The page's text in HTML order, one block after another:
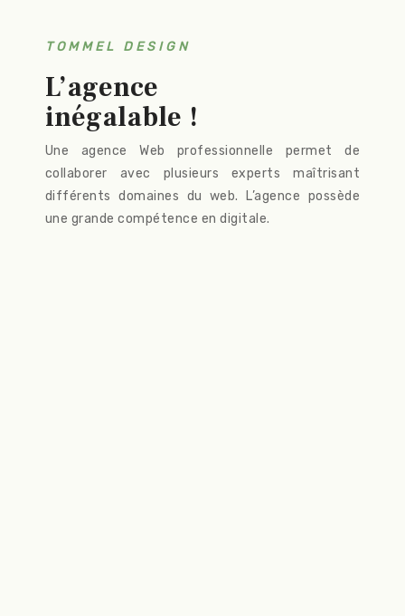
TOMMEL DESIGN
L’agence
inégalable !
Une agence Web professionnelle permet de
collaborer avec plusieurs experts maîtrisant
différents domaines du web. L’agence possède
une grande compétence en digitale.